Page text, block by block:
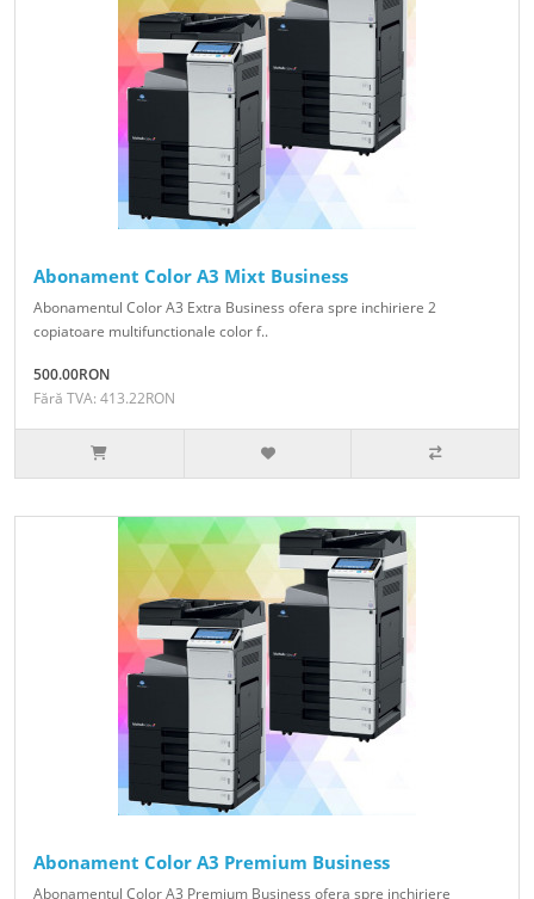
Abonament Color A3 Mixt Business
Abonamentul Color A3 Extra Business ofera spre inchiriere 2
copiatoare multifunctionale color f..
500.00RON
Fără TVA: 413.22RON
Abonament Color A3 Premium Business
Abonamentul Color A3 Premium Business ofera spre inchiriere